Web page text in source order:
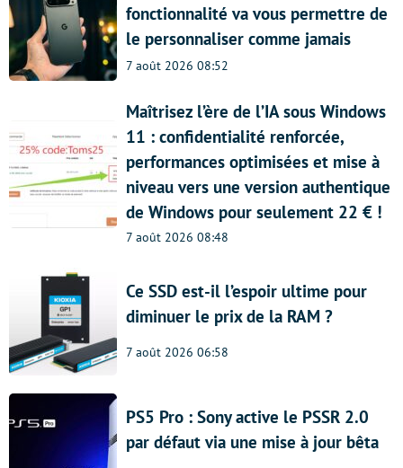
fonctionnalité va vous permettre de
le personnaliser comme jamais
7 août 2026 08:52
Maîtrisez l’ère de l’IA sous Windows
11 : confidentialité renforcée,
performances optimisées et mise à
niveau vers une version authentique
de Windows pour seulement 22 € !
7 août 2026 08:48
Ce SSD est-il l’espoir ultime pour
diminuer le prix de la RAM ?
7 août 2026 06:58
PS5 Pro : Sony active le PSSR 2.0
par défaut via une mise à jour bêta